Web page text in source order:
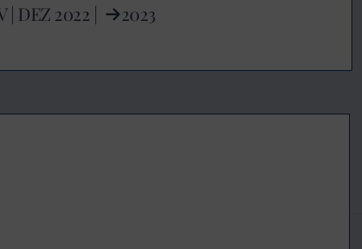
| DEZ 2022 | 2023